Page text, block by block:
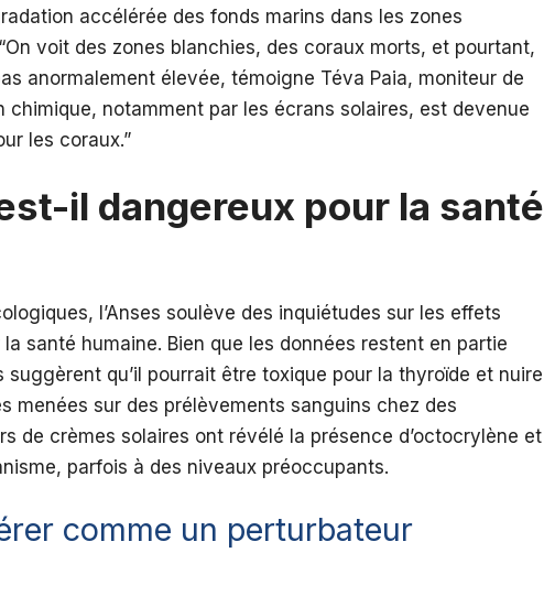
accélérée des fonds marins dans les zones
voit des zones blanchies, des coraux morts, et pourtant,
anormalement élevée, témoigne Téva Paia, moniteur de
chimique, notamment par les écrans solaires, est devenue
les coraux.”
il dangereux pour la santé
l’Anses soulève des inquiétudes sur les effets
santé humaine. Bien que les données restent en partie
suggèrent qu’il pourrait être toxique pour la thyroïde et nuire
menées sur des prélèvements sanguins chez des
de crèmes solaires ont révélé la présence d’octocrylène et
parfois à des niveaux préoccupants.
comme un perturbateur